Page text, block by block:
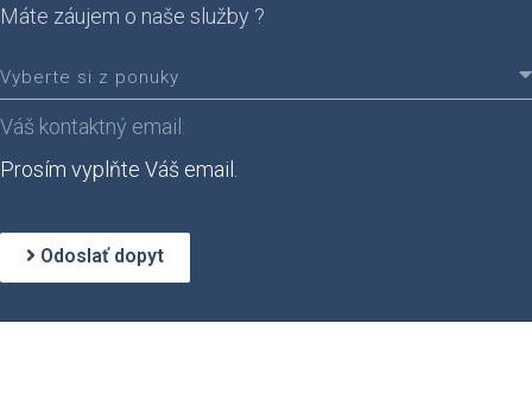
Máte záujem o naše služby ?
Prosím vyplňte Váš email.
Odoslať dopyt